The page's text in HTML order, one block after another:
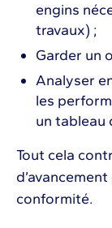
engins
travaux) ;
Garder un
Analyser
les
un tableau
Tout cela
conformité.